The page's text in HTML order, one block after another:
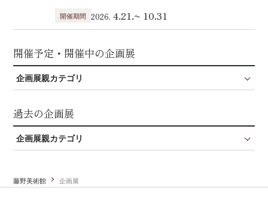
開催期間 2026.4.21.~ 10.31
開催予定・開催中の企画展
企画展親カテゴリ
過去の企画展
企画展親カテゴリ
藤野美術館 企画展